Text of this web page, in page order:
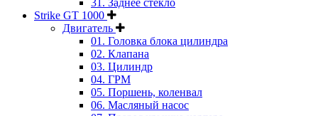
31. Заднее стекло
Strike GT 1000
Двигатель
01. Головка блока цилиндра
02. Клапана
03. Цилиндр
04. ГРМ
05. Поршень, коленвал
06. Масляный насос